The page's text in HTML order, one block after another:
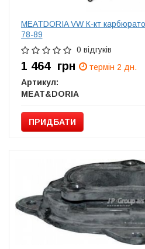
MEATDORIA VW К-кт
78-89
0 відгуків
1 464 грн
термін 2 дн.
Артикул:
MEAT&DORIA
ПРИДБАТИ